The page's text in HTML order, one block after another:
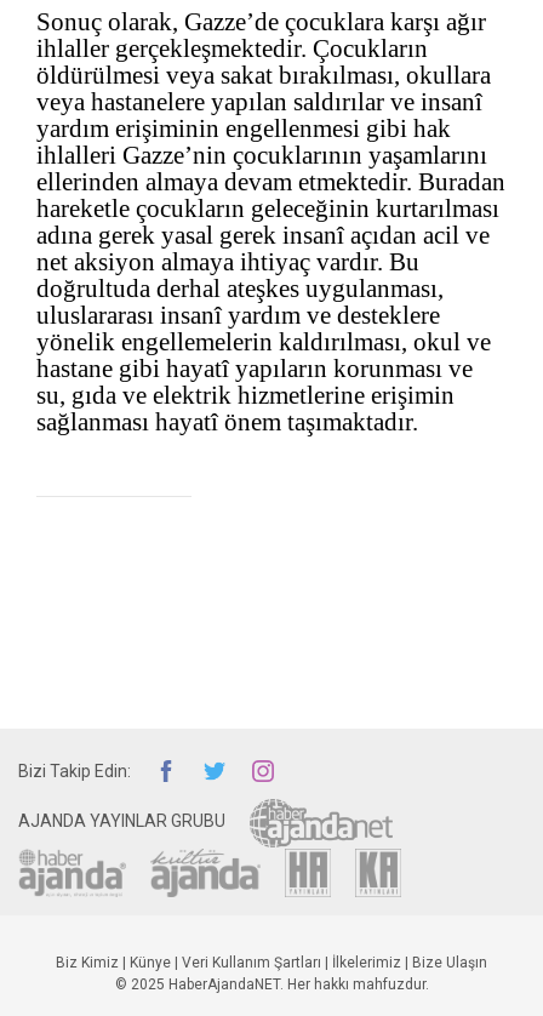
Sonuç olarak, Gazze’de çocuklara karşı ağır
ihlaller gerçekleşmektedir. Çocukların
öldürülmesi veya sakat bırakılması, okullara
veya hastanelere yapılan saldırılar ve insanî
yardım erişiminin engellenmesi gibi hak
ihlalleri Gazze’nin çocuklarının yaşamlarını
ellerinden almaya devam etmektedir. Buradan
hareketle çocukların geleceğinin kurtarılması
adına gerek yasal gerek insanî açıdan acil ve
net aksiyon almaya ihtiyaç vardır. Bu
doğrultuda derhal ateşkes uygulanması,
uluslararası insanî yardım ve desteklere
yönelik engellemelerin kaldırılması, okul ve
hastane gibi hayatî yapıların korunması ve
su, gıda ve elektrik hizmetlerine erişimin
sağlanması hayatî önem taşımaktadır.
Bizi Takip Edin:
AJANDA YAYINLAR GRUBU
Biz Kimiz Künye Veri Kullanım Şartları İlkelerimiz
Bize Ulaşın
© 2025 HaberAjandaNET. Her hakkı mahfuzdur.